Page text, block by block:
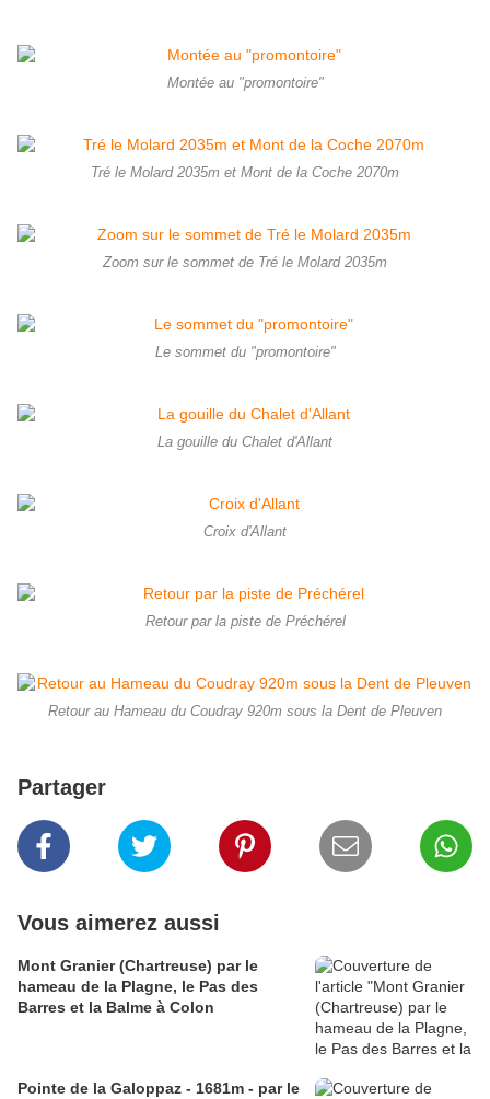
Montée au "promontoire"
Tré le Molard 2035m et Mont de la Coche 2070m
Zoom sur le sommet de Tré le Molard 2035m
Le sommet du "promontoire"
La gouille du Chalet d'Allant
Croix d'Allant
Retour par la piste de Préchérel
Retour au Hameau du Coudray 920m sous la Dent de Pleuven
Partager
Vous aimerez aussi
Mont Granier (Chartreuse) par le
hameau de la Plagne, le Pas des
Barres et la Balme à Colon
Pointe de la Galoppaz - 1681m - par le